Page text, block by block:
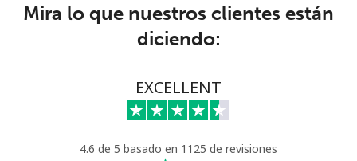
Mira lo que nuestros clientes están
diciendo:
EXCELLENT
4.6 de 5 basado en 1125 de revisiones